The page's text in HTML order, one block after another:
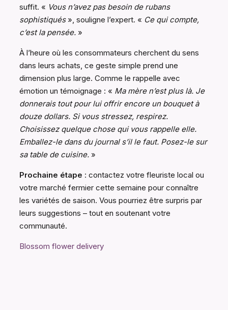
suffit. « Vous n’avez pas besoin de rubans
sophistiqués», souligne l’expert. « Ce qui compte,
c’est la pensée. »
À l’heure où les consommateurs cherchent du sens
dans leurs achats, ce geste simple prend une
dimension plus large. Comme le rappelle avec
émotion un témoignage : « Ma mère n’est plus là. Je
donnerais tout pour lui offrir encore un bouquet à
douze dollars. Si vous stressez, respirez.
Choisissez quelque chose qui vous rappelle elle.
Emballez-le dans du journal s’il le faut. Posez-le sur
sa table de cuisine. »
Prochaine étape : contactez votre fleuriste local ou
votre marché fermier cette semaine pour connaître
les variétés de saison. Vous pourriez être surpris par
leurs suggestions – tout en soutenant votre
communauté.
Blossom flower delivery